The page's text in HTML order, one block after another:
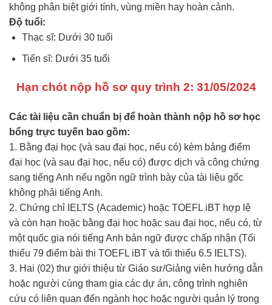
không phân biệt giới tính, vùng miền hay hoàn cảnh.
Độ tuổi:
Thạc sĩ: Dưới 30 tuổi
Tiến sĩ: Dưới 35 tuổi
Hạn chót nộp hồ sơ quy trình 2: 31/05/2024
Các tài liệu cần chuẩn bị để hoàn thành nộp hồ sơ học
bổng trực tuyến bao gồm:
1. Bằng đại học (và sau đại học, nếu có) kèm bảng điểm
đại học (và sau đại học, nếu có) được dịch và công chứng
sang tiếng Anh nếu ngôn ngữ trình bày của tài liệu gốc
không phải tiếng Anh.
2. Chứng chỉ IELTS (Academic) hoặc TOEFL iBT hợp lệ
và còn hạn hoặc bằng đại học hoặc sau đại học, nếu có, từ
một quốc gia nói tiếng Anh bản ngữ được chấp nhận (Tối
thiểu 79 điểm bài thi TOEFL iBT và tối thiểu 6.5 IELTS).
3. Hai (02) thư giới thiệu từ Giáo sư/Giảng viên hướng dẫn
hoặc người cùng tham gia các dự án, công trình nghiên
cứu có liên quan đến ngành học hoặc người quản lý trong